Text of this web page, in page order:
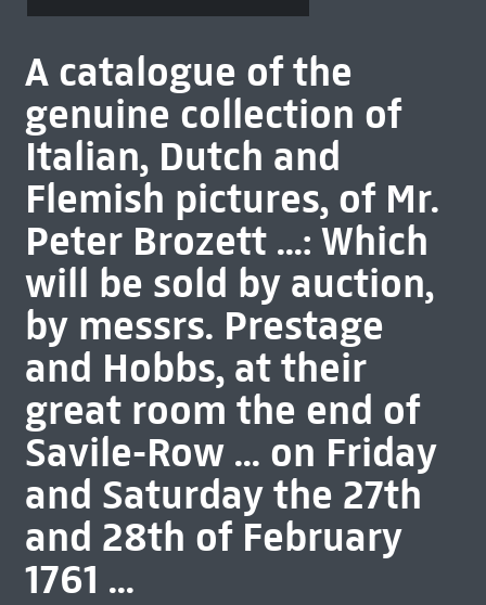
A catalogue of the
genuine collection of
Italian, Dutch and
Flemish pictures, of Mr.
Peter Brozett ...: Which
will be sold by auction,
by messrs. Prestage
and Hobbs, at their
great room the end of
Savile-Row ... on Friday
and Saturday the 27th
and 28th of February
1761 ...